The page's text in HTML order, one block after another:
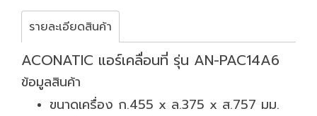
รายละเอียดสินค้า
ACONATIC แอร์เคลื่อนที่ รุ่น AN-PAC14A6
ข้อมูลสินค้า
ขนาดเครื่อง ก.455 x ล.375 x ส.757 มม.